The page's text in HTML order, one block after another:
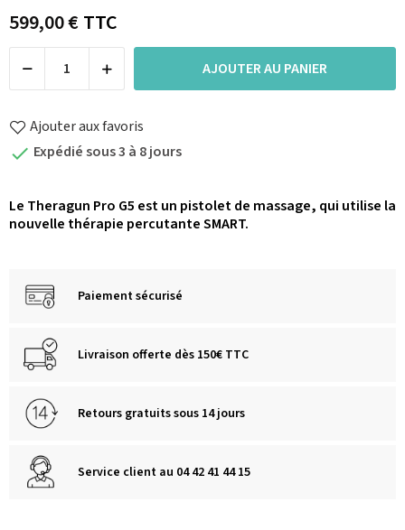
599,00 €TTC
AJOUTER AU PANIER
Ajouter aux favoris
 Expédié sous 3 à 8 jours
Le Theragun Pro G5 est un pistolet de massage, qui utilise la
nouvelle thérapie percutante SMART.
Paiement sécurisé
Livraison offerte dès 150€ TTC
Retours gratuits sous 14 jours
Service client au 04 42 41 44 15